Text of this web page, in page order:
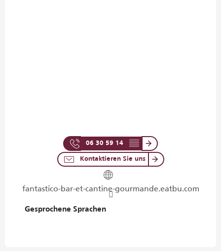
06 30 59 14 ▒▒
Kontaktieren Sie uns
fantastico-bar-et-cantine-gourmande.eatbu.com
Gesprochene Sprachen
Gesprochene Sprachen